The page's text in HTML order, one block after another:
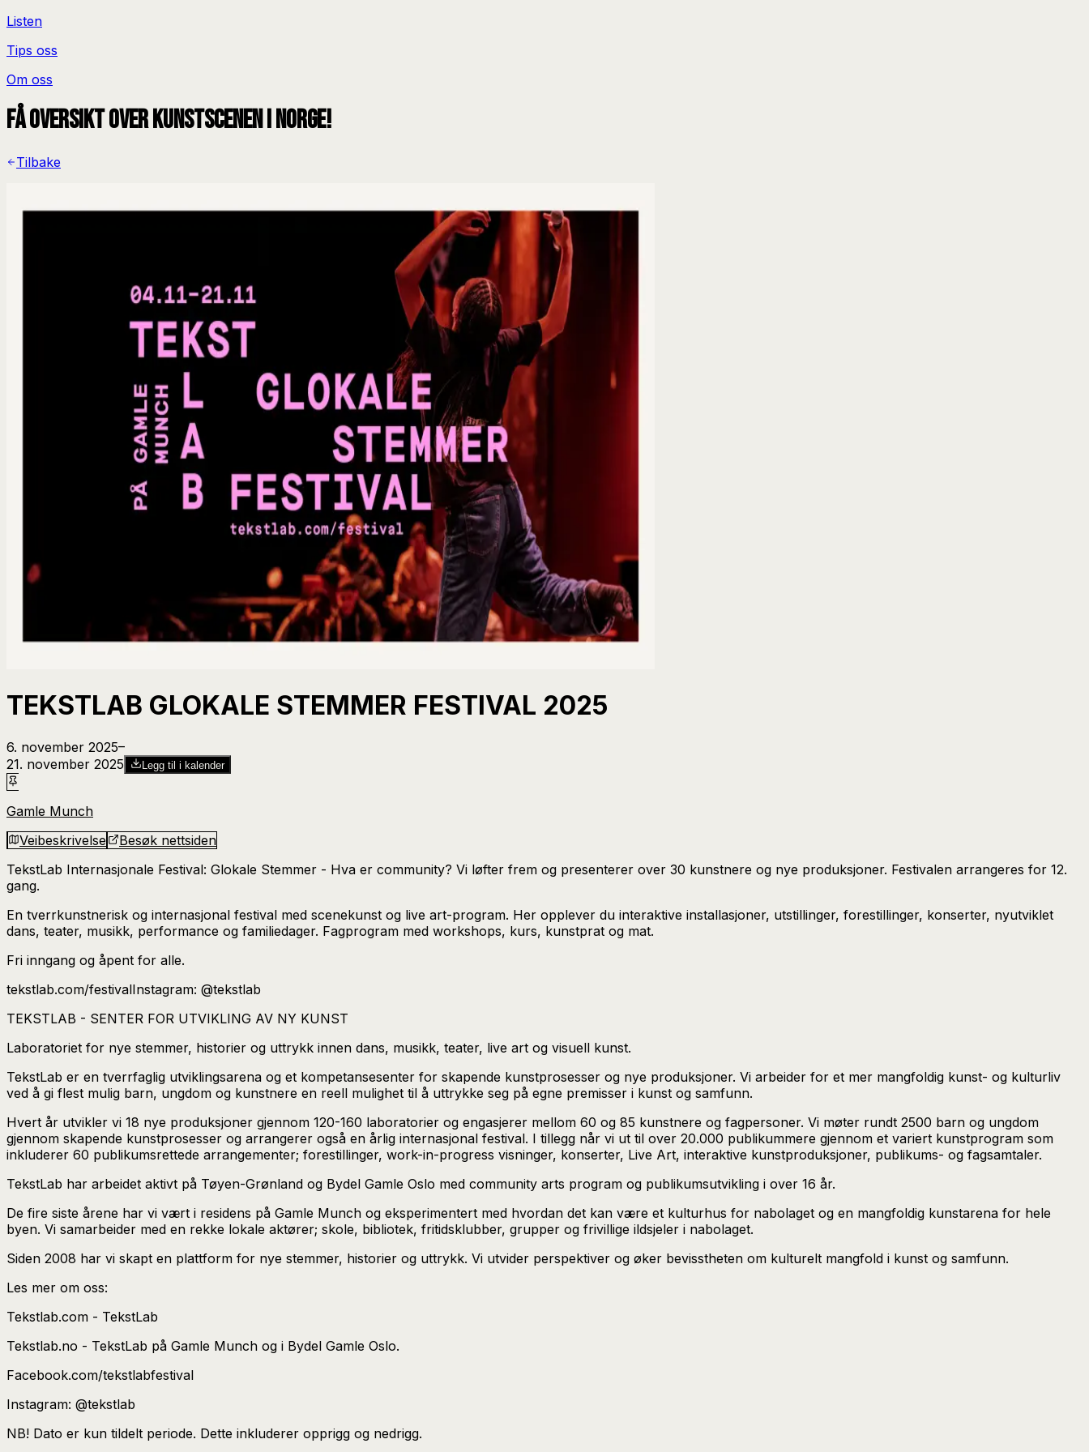
Listen
Tips oss
Om oss
Få oversikt over kunstscenen i Norge!
Tilbake
TEKSTLAB GLOKALE STEMMER FESTIVAL 2025
6. november 2025–​
21. november 2025
Legg til i kalender
Gamle Munch
Veibeskrivelse
Besøk nettsiden
TekstLab Internasjonale Festival: Glokale Stemmer - Hva er community? Vi løfter frem og presenterer over 30 kunstnere og nye produksjoner. Festivalen arrangeres for 12.
gang.
En tverrkunstnerisk og internasjonal festival med scenekunst og live art-program. Her opplever du interaktive installasjoner, utstillinger, forestillinger, konserter, nyutviklet
dans, teater, musikk, performance og familiedager. Fagprogram med workshops, kurs, kunstprat og mat.
Fri inngang og åpent for alle.
tekstlab.com/festivalInstagram: @tekstlab
TEKSTLAB - SENTER FOR UTVIKLING AV NY KUNST
Laboratoriet for nye stemmer, historier og uttrykk innen dans, musikk, teater, live art og visuell kunst.
TekstLab er en tverrfaglig utviklingsarena og et kompetansesenter for skapende kunstprosesser og nye produksjoner. Vi arbeider for et mer mangfoldig kunst- og kulturliv
ved å gi flest mulig barn, ungdom og kunstnere en reell mulighet til å uttrykke seg på egne premisser i kunst og samfunn.
Hvert år utvikler vi 18 nye produksjoner gjennom 120-160 laboratorier og engasjerer mellom 60 og 85 kunstnere og fagpersoner. Vi møter rundt 2500 barn og ungdom
gjennom skapende kunstprosesser og arrangerer også en årlig internasjonal festival. I tillegg når vi ut til over 20.000 publikummere gjennom et variert kunstprogram som
inkluderer 60 publikumsrettede arrangementer; forestillinger, work-in-progress visninger, konserter, Live Art, interaktive kunstproduksjoner, publikums- og fagsamtaler.
TekstLab har arbeidet aktivt på Tøyen-Grønland og Bydel Gamle Oslo med community arts program og publikumsutvikling i over 16 år.
De fire siste årene har vi vært i residens på Gamle Munch og eksperimentert med hvordan det kan være et kulturhus for nabolaget og en mangfoldig kunstarena for hele
byen. Vi samarbeider med en rekke lokale aktører; skole, bibliotek, fritidsklubber, grupper og frivillige ildsjeler i nabolaget.
Siden 2008 har vi skapt en plattform for nye stemmer, historier og uttrykk. Vi utvider perspektiver og øker bevisstheten om kulturelt mangfold i kunst og samfunn.
Les mer om oss:
Tekstlab.com - TekstLab
Tekstlab.no - TekstLab på Gamle Munch og i Bydel Gamle Oslo.
Facebook.com/tekstlabfestival
Instagram: @tekstlab
NB! Dato er kun tildelt periode. Dette inkluderer opprigg og nedrigg.